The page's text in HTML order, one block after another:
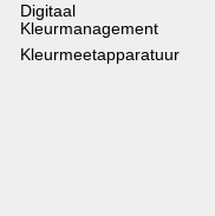
Digitaal
Kleurmanagement
Kleurmeetapparatuur